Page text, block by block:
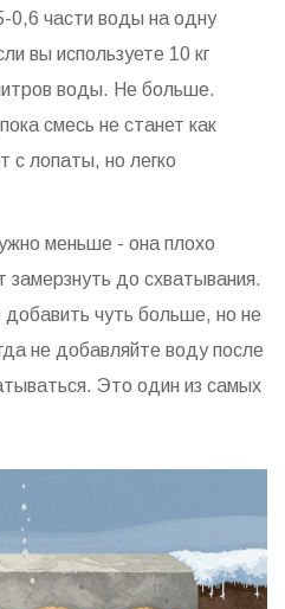
0,6 части воды на одну
вы используете 10 кг
воды. Не больше.
смесь не станет как
с лопаты, но легко
меньше - она плохо
замерзнуть до схватывания.
чуть больше, но не
не добавляйте воду после
Это один из самых